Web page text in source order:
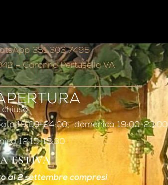
351 303 7495‬
– Caronno Pertusella VA
19:00-24:00; domenica 19:00-23:00
12:15-15:30
ESTIVA
al 2 settembre compresi.